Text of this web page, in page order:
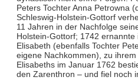
Peters Tochter Anna Petrowna
Schleswig-Holstein-Gottorf
11 Jahren in der Nachfolge
Holstein-Gottorf; 1742 ernannte
Elisabeth (ebenfalls Tochter
eigene Nachkommen), zu
Elisabeths im Januar 1762
den Zarenthron – und fiel noch